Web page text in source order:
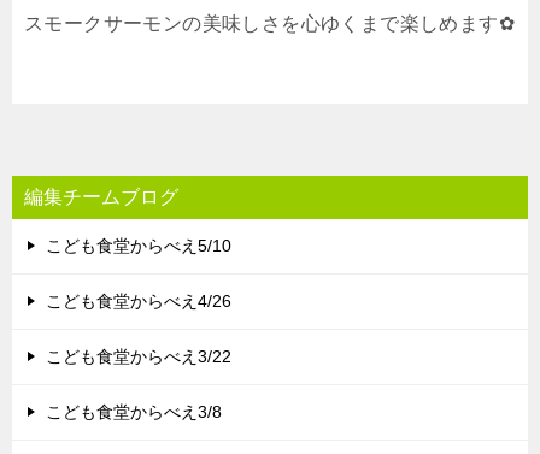
スモークサーモンの美味しさを心ゆくまで楽しめます✿
編集チームブログ
こども食堂からべえ5/10
こども食堂からべえ4/26
こども食堂からべえ3/22
こども食堂からべえ3/8